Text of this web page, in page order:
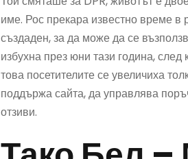
име. Рос прекара известно време в
създаден, за да може да се
избухна през юни тази година,
това посетителите се увеличиха
поддържа сайта, да управлява
отзиви.